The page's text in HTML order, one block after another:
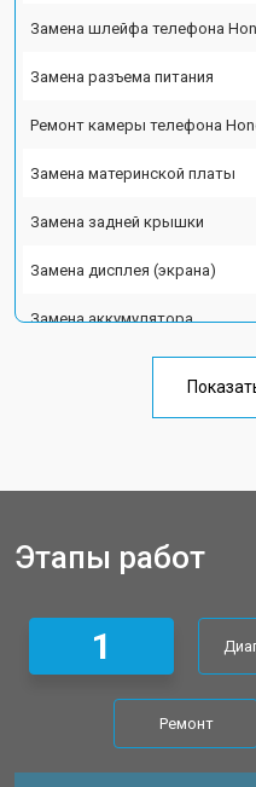
Замена шлейфа телефона
Замена разъема питания
Ремонт камеры телефона
Замена материнской платы
Замена задней крышки
Замена дисплея (экрана)
Замена аккумулятора
Ремонт цепи питания
Этапы работ
1
Ремонт